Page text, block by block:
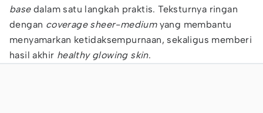
basedalam satu langkah praktis. Teksturnya ringan
dengan coverage sheer-mediumyang membantu
menyamarkan ketidaksempurnaan, sekaligus memberi
hasil akhir healthy glowing skin.